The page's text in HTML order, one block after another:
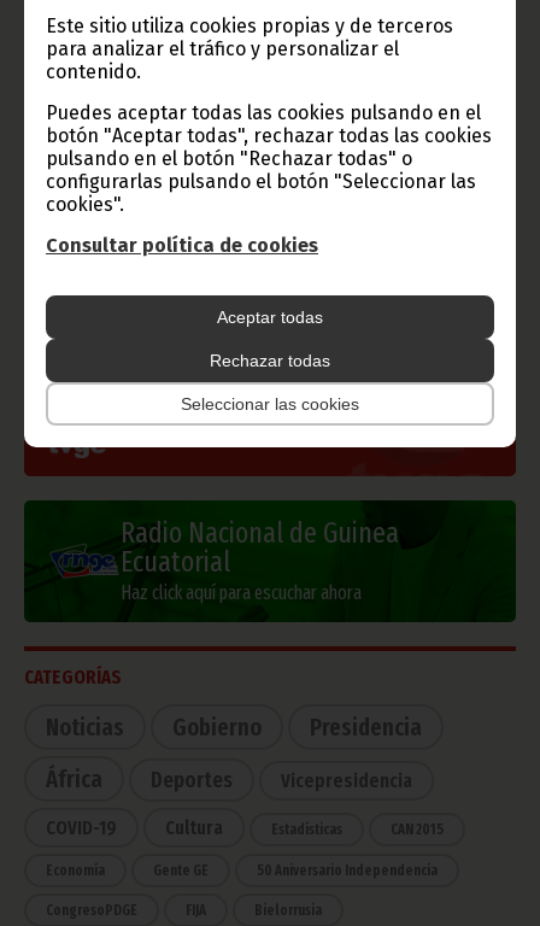
Este sitio utiliza cookies propias y de terceros
para analizar el tráfico y personalizar el
contenido.
Puedes aceptar todas las cookies pulsando en el
botón "Aceptar todas", rechazar todas las cookies
pulsando en el botón "Rechazar todas" o
configurarlas pulsando el botón "Seleccionar las
cookies".
Consultar política de cookies
Aceptar todas
Rechazar todas
Seleccionar las cookies
Guinea Ecuatorial).
Gobierno e Instituciones
Información de Guinea Ecuatorial
TVGE
Radio Nacional de Guinea
Ecuatorial
Haz click aquí para escuchar ahora
CATEGORÍAS
Noticias Gobierno
Presidencia
África
Deportes Vicepresidencia
COVID-19 Cultura Estadísticas CAN 2015
Economía Gente GE 50 Aniversario Independencia
CongresoPDGE FIJA Bielorrusia